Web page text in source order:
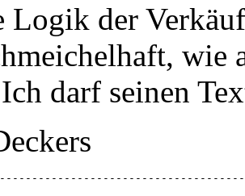
Logik der
wie
darf seinen